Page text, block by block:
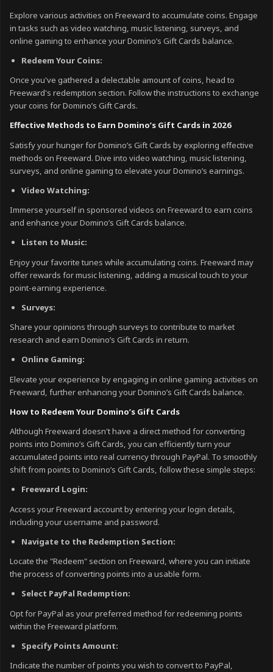
Explore various activities on Freeward to accumulate coins. Engage
in tasks such as video watching, music listening, surveys, and
online gaming to enhance your Domino’s Gift Cards balance.
Redeem Your Coins:
Once you've gathered a delectable amount of coins, head to
Freeward's redemption section. Follow the instructions to exchange
your coins for Domino’s Gift Cards.
Effective Methods to Earn Domino’s Gift Cards in 2026
Satisfy your hunger for Domino’s Gift Cards by exploring effective
methods on Freeward. Dive into video watching, music listening,
surveys, and online gaming to elevate your Domino’s earnings.
Video Watching:
Immerse yourself in sponsored videos on Freeward to earn coins
and enhance your Domino’s Gift Cards balance.
Listen to Music:
Enjoy your favorite tunes while accumulating coins. Freeward may
offer rewards for music listening, adding a musical touch to your
point-earning experience.
Surveys:
Share your opinions through surveys to contribute to market
research and earn Domino’s Gift Cards in return.
Online Gaming:
Elevate your experience by engaging in online gaming activities on
Freeward, further enhancing your Domino’s Gift Cards balance.
How to Redeem Your Domino’s Gift Cards
Although Freeward doesn't have a direct method for converting
points into Domino’s Gift Cards, you can efficiently turn your
accumulated points into real currency through PayPal. To smoothly
shift from points to Domino’s Gift Cards, follow these simple steps:
Freeward Login:
Access your Freeward account by entering your login details,
including your username and password.
Navigate to the Redemption Section:
Locate the "Redeem" section on Freeward, where you can initiate
the process of converting points into a usable form.
Select PayPal Redemption:
Opt for PayPal as your preferred method for redeeming points
within the Freeward platform.
Specify Points Amount:
Indicate the number of points you wish to convert to PayPal,